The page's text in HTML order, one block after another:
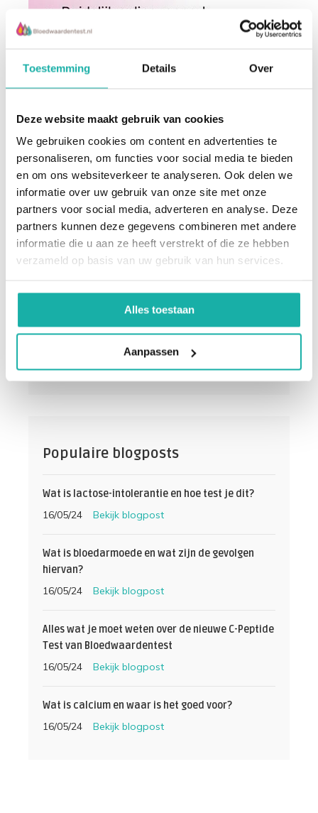
Toestemming Details Over
Deze website maakt gebruik van cookies
We gebruiken cookies om content en advertenties te
personaliseren, om functies voor social media te bieden
en om ons websiteverkeer te analyseren. Ook delen we
informatie over uw gebruik van onze site met onze
partners voor social media, adverteren en analyse. Deze
partners kunnen deze gegevens combineren met andere
informatie die u aan ze heeft verstrekt of die ze hebben
verzameld op basis van uw gebruik van hun services.
Alles toestaan
Aanpassen
De schrijver:
Medisch Team
Bloedwaardentest
Categorie:
Algemeen
Populaire blogposts
Wat is lactose-intolerantie en hoe test je dit?
16/05/24 Bekijk blogpost
Wat is bloedarmoede en wat zijn de gevolgen
hiervan?
16/05/24 Bekijk blogpost
Alles wat je moet weten over de nieuwe C-Peptide
Test van Bloedwaardentest
16/05/24 Bekijk blogpost
Wat is calcium en waar is het goed voor?
16/05/24 Bekijk blogpost